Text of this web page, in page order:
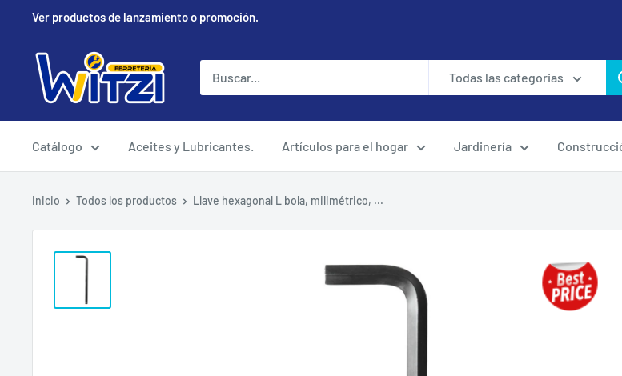
directamente
contenido
Ver productos de lanzamiento o promoción.
FERRETERÍA
WITZI
Todas las categorias
Catálogo Aceites y Lubricantes. Artículos para el hogar Jardinería
Inicio Todos los productos Llave hexagonal L bola, milimétrico, ...